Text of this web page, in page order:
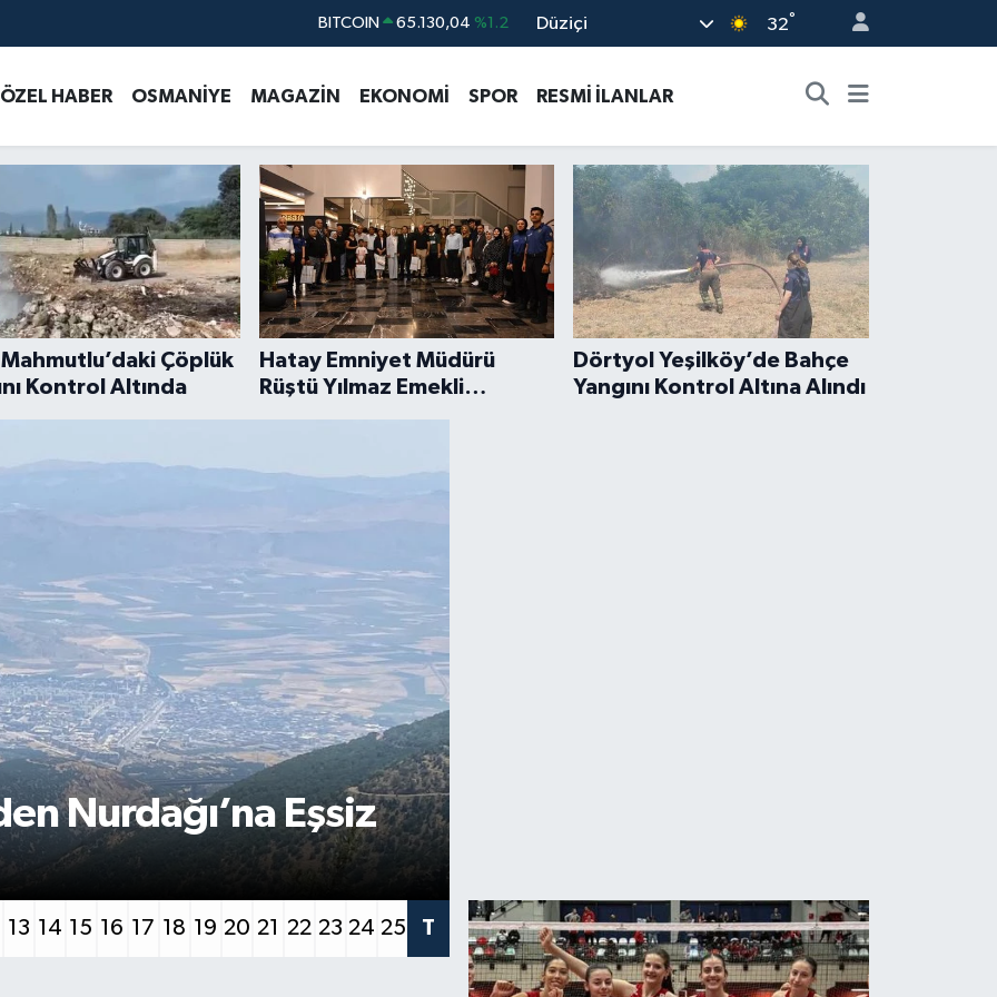
DOLAR 47,7069 %0.17
STERLİN 64,1897 %0.02
GRAM ALTIN 6618.49 %2.12
BİST100 13.887 %64
BITCOIN 65.130,04 %1.2
Düziçi 32°
ÖZEL HABER OSMANİYE MAGAZİN EKONOMİ SPOR RESMİ İLANLAR
ve Türkiye Haberleri
Mahmutlu’daki Çöplük
Kontrol Altında
Hatay Emniyet Müdürü
Rüştü Yılmaz Emekli
Personele Veda Etti
Dörtyol Yeşilköy’de Bahçe
Yangını Kontrol Altına Alındı
Nurdağı’na Eşsiz
13 14 15 16 17 18 19 20 21 22 23 24 25 T